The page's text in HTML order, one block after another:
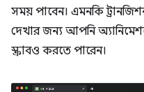
সময় পাবেন। এমনকি
দেখার জন্য আপনি
স্ক্রাবও করতে পারেন।